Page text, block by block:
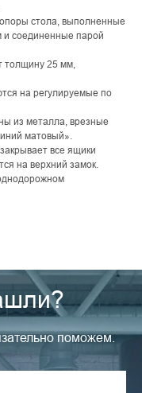
стола, выполненные
и соединенные парой
толщину 25 мм,
на регулируемые по
из металла, врезные
матовый».
все ящики
на верхний замок.
поможем.